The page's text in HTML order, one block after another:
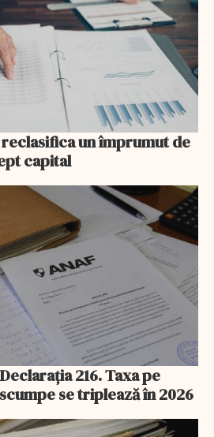
reclasifica un împrumut de
capital
216. Taxa pe
se triplează în 2026